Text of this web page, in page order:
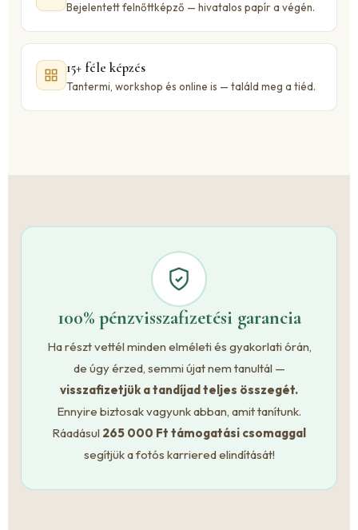
Bejelentett felnőttképző — hivatalos papír a végén.
15+ féle képzés
Tantermi, workshop és online is — találd meg a tiéd.
100% pénzvisszafizetési garancia
Ha részt vettél minden elméleti és gyakorlati órán,
de úgy érzed, semmi újat nem tanultál —
visszafizetjük a tandíjad teljes összegét.
Ennyire biztosak vagyunk abban, amit tanítunk.
Ráadásul 265 000 Ft támogatási csomaggal
segítjük a fotós karriered elindítását!